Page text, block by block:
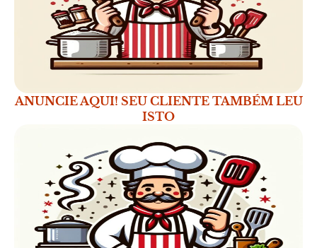
ANUNCIE AQUI! SEU CLIENTE TAMBÉM LEU
ISTO